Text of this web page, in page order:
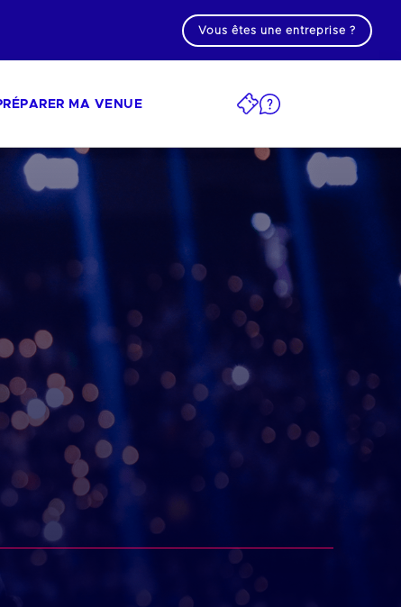
Vous êtes une entreprise ?
MA VENUE